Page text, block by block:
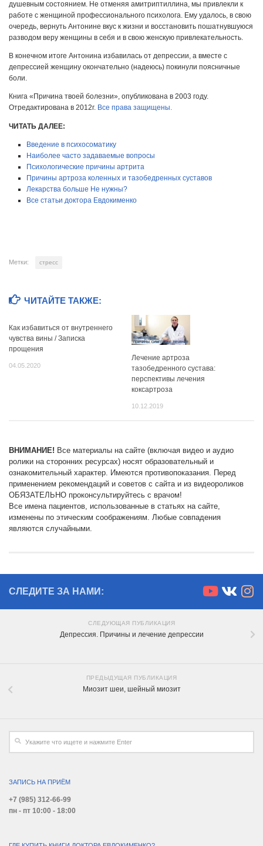
душевным состоянием. Не отменяя амитриптиллина, мы привлекли к
работе с женщиной профессионального психолога. Ему удалось, в свою
очередь, вернуть Антонине вкус к жизни и восстановить пошатнувшуюся
разводом веру женщины в себя и в свою женскую привлекательность.
В конечном итоге Антонина избавилась от депрессии, а вместе с
депрессией женщину окончательно (надеюсь) покинули поясничные
боли.
Книга «Причина твоей болезни», опубликована в 2003 году.
Отредактирована в 2012г. Все права защищены.
ЧИТАТЬ ДАЛЕЕ:
Введение в психосоматику
Наиболее часто задаваемые вопросы
Психологические причины артрита
Причины артроза коленных и тазобедренных суставов
Лекарства больше Не нужны?
Все статьи доктора Евдокименко
Метки: стресс
ЧИТАЙТЕ ТАКЖЕ:
Как избавиться от внутреннего
чувства вины / Записка
прощения
04.05.2020
Лечение артроза
тазобедренного сустава:
перспективы лечения
коксартроза
10.12.2019
ВНИМАНИЕ! Все материалы на сайте (включая видео и аудио
ролики на сторонних ресурсах) носят образовательный и
ознакомительный характер. Имеются противопоказания. Перед
применением рекомендаций и советов с сайта и из видеороликов
ОБЯЗАТЕЛЬНО проконсультируйтесь с врачом!
Все имена пациентов, использованные в статьях на сайте,
изменены по этическим соображениям. Любые совпадения
являются случайными.
СЛЕДИТЕ ЗА НАМИ:
СЛЕДУЮЩАЯ ПУБЛИКАЦИЯ
Депрессия. Причины и лечение депрессии
ПРЕДЫДУЩАЯ ПУБЛИКАЦИЯ
Миозит шеи, шейный миозит
ЗАПИСЬ НА ПРИЁМ
+7 (985) 312-66-99
пн - пт 10:00 - 18:00